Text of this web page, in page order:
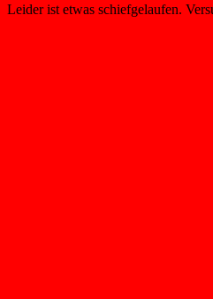
Leider ist etwas schiefgelaufen.